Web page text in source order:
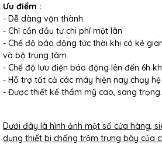
Ưu điểm :
- Dễ dàng vận thành.
- Chỉ cần đầu tư chi phí một lân
- Chế độ báo động tức thời khi có kẻ
và bộ trung tâm.
- Chế độ lưu điện báo động lên đến 6h
- Hỗ trợ tất cả các máy hiện nay chạy
- Được thiết kế thẩm mỹ cao, sang trọng.
Dưới đây là hình ảnh một số cửa hàng,
dụng thiết bị chống trộm trưng bày của